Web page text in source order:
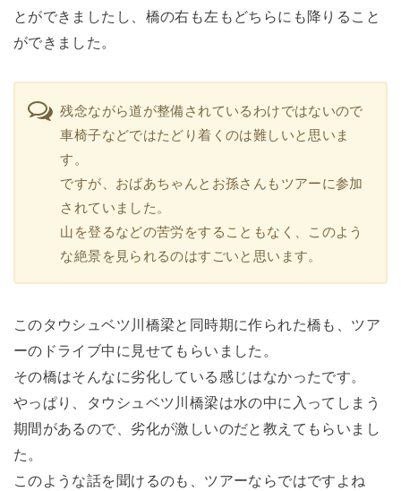
とができましたし、橋の右も左もどちらにも降りること
ができました。
残念ながら道が整備されているわけではないので
車椅子などではたどり着くのは難しいと思いま
す。
ですが、おばあちゃんとお孫さんもツアーに参加
されていました。
山を登るなどの苦労をすることもなく、このよう
な絶景を見られるのはすごいと思います。
このタウシュベツ川橋梁と同時期に作られた橋も、ツア
ーのドライブ中に見せてもらいました。
その橋はそんなに劣化している感じはなかったです。
やっぱり、タウシュベツ川橋梁は水の中に入ってしまう
期間があるので、劣化が激しいのだと教えてもらいまし
た。
このような話を聞けるのも、ツアーならではですよね